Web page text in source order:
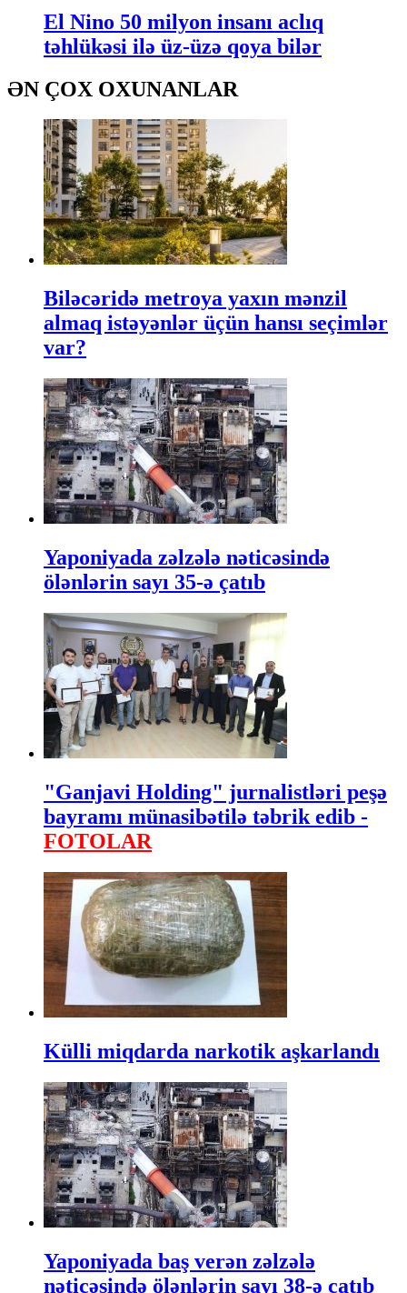
El Nino 50 milyon insanı aclıq
təhlükəsi ilə üz-üzə qoya bilər
ƏN ÇOX OXUNANLAR
Biləcəridə metroya yaxın mənzil
almaq istəyənlər üçün hansı seçimlər
var?
Yaponiyada zəlzələ nəticəsində
ölənlərin sayı 35-ə çatıb
"Ganjavi Holding" jurnalistləri peşə
bayramı münasibətilə təbrik edib -
FOTOLAR
Külli miqdarda narkotik aşkarlandı
Yaponiyada baş verən zəlzələ
nəticəsində ölənlərin sayı 38-ə çatıb